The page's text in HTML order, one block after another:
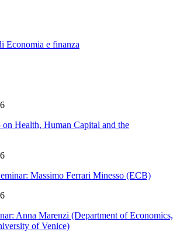
Economia e finanza
on Health, Human Capital and the
Massimo Ferrari Minesso (ECB)
Anna Marenzi (Department of Economics,
of Venice)